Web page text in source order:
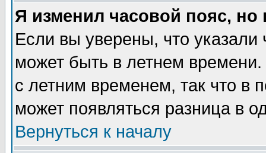
Я изменил часовой пояс,
Если вы уверены, что указали
может быть в летнем
с летним временем, так что в
может появляться разница в
Вернуться к началу